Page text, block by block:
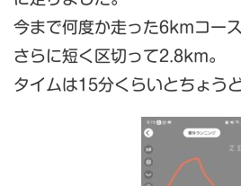
今まで何度か走った6kmコー
さらに短く区切って2.8km。
タイムは15分くらいとちょう